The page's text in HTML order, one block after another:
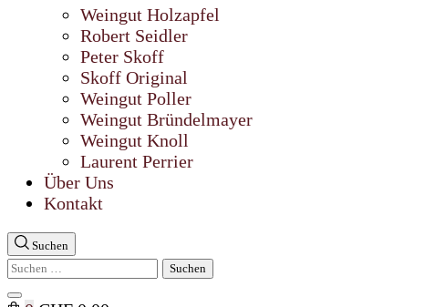
Weingut Holzapfel
Robert Seidler
Peter Skoff
Skoff Original
Weingut Poller
Weingut Bründelmayer
Weingut Knoll
Laurent Perrier
Über Uns
Kontakt
Suchen
Suchen
Suche